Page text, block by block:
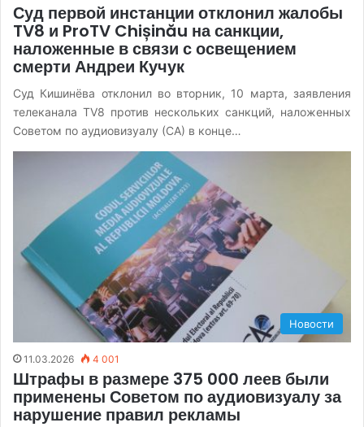
Суд первой инстанции отклонил жалобы
TV8 и ProTV Chișinău на санкции,
наложенные в связи с освещением
смерти Андреи Кучук
Суд Кишинёва отклонил во вторник, 10 марта, заявления
телеканала TV8 против нескольких санкций, наложенных
Советом по аудиовизуалу (СА) в конце…
Новости
11.03.2026 4 001
Штрафы в размере 375 000 леев были
применены Советом по аудиовизуалу за
нарушение правил рекламы